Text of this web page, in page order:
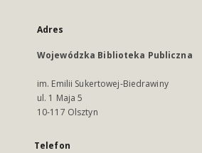
Adres
Wojewódzka Biblioteka Publiczna
im. Emilii Sukertowej-Biedrawiny
ul. 1 Maja 5
10-117 Olsztyn
Telefon